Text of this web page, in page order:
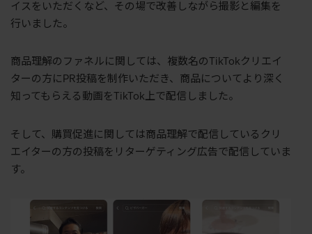
イスをいただくなど、その場で改善しながら撮影と編集を
行いました。
商品理解のファネルに関しては、複数名のTikTokクリエイ
ターの方にPR投稿を制作いただき、商品についてより深く
知ってもらえる動画をTikTok上で配信しました。
そして、購買促進に関しては商品理解で配信しているクリ
エイターの方の投稿をリターゲティング広告で配信していま
す。